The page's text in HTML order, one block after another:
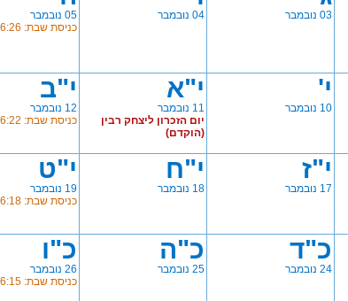
03 נובמבר 04 נובמבר
05 נובמבר
כניסת שבת: 16:26
י'
10 נובמבר
י"א
11 נובמבר
יום הזכרון ליצחק רבין
(הוקדם)
י"ב
12 נובמבר
כניסת שבת: 16:22
י"ז
17 נובמבר
י"ח
18 נובמבר
י"ט
19 נובמבר
כניסת שבת: 16:18
כ"ד
24 נובמבר
כ"ה
25 נובמבר
כ"ו
26 נובמבר
כניסת שבת: 16:15